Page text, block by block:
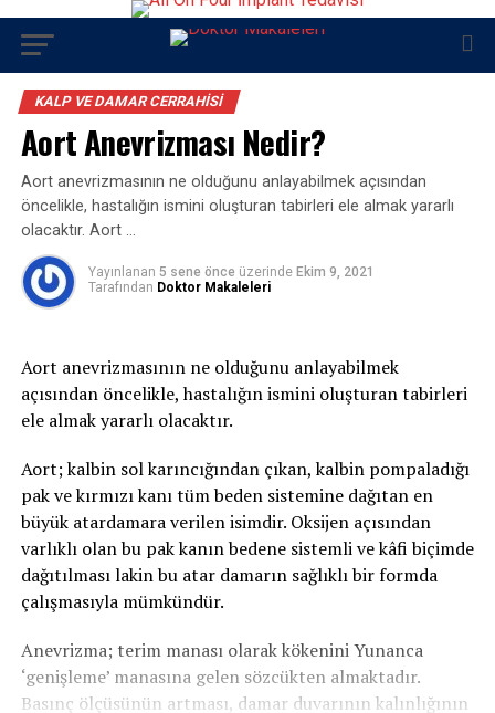
KALP VE DAMAR CERRAHISI
Aort Anevrizması Nedir?
Aort anevrizmasının ne olduğunu anlayabilmek açısından
öncelikle, hastalığın ismini oluşturan tabirleri ele almak yararlı
olacaktır. Aort …
Yayınlanan 5 sene önce üzerinde Ekim 9, 2021
Tarafından Doktor Makaleleri
Aort anevrizmasının ne olduğunu anlayabilmek
açısından öncelikle, hastalığın ismini oluşturan tabirleri
ele almak yararlı olacaktır.
Aort; kalbin sol karıncığından çıkan, kalbin pompaladığı
pak ve kırmızı kanı tüm beden sistemine dağıtan en
büyük atardamara verilen isimdir. Oksijen açısından
varlıklı olan bu pak kanın bedene sistemli ve kâfi biçimde
dağıtılması lakin bu atar damarın sağlıklı bir formda
çalışmasıyla mümkündür.
Anevrizma; terim manası olarak kökenini Yunanca
‘genişleme’ manasına gelen sözcükten almaktadır.
Basınç ölçüsünün artması, damar duvarının kalınlığının